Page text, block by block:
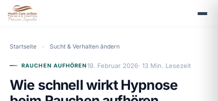
Startseite › Sucht & Verhalten ändern
RAUCHEN AUFHÖREN19. Februar 2026· 13 Min. Lesezeit
Wie schnell wirkt Hypnose